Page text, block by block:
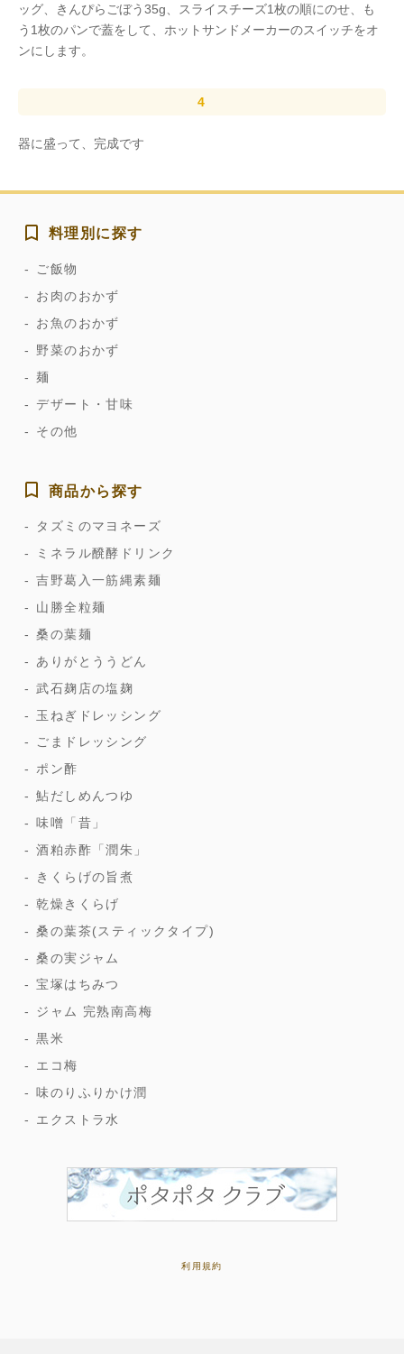
ッグ、きんぴらごぼう35g、スライスチーズ1枚の順にのせ、も
う1枚のパンで蓋をして、ホットサンドメーカーのスイッチをオ
ンにします。
器に盛って、完成です
料理別に探す
ご飯物
お肉のおかず
お魚のおかず
野菜のおかず
麺
デザート・甘味
その他
商品から探す
タズミのマヨネーズ
ミネラル醗酵ドリンク
吉野葛入一筋縄素麺
山勝全粒麺
桑の葉麺
ありがとううどん
武石麹店の塩麹
玉ねぎドレッシング
ごまドレッシング
ポン酢
鮎だしめんつゆ
味噌「昔」
酒粕赤酢「潤朱」
きくらげの旨煮
乾燥きくらげ
桑の葉茶(スティックタイプ)
桑の実ジャム
宝塚はちみつ
ジャム 完熟南高梅
黒米
エコ梅
味のりふりかけ潤
エクストラ水
利用規約